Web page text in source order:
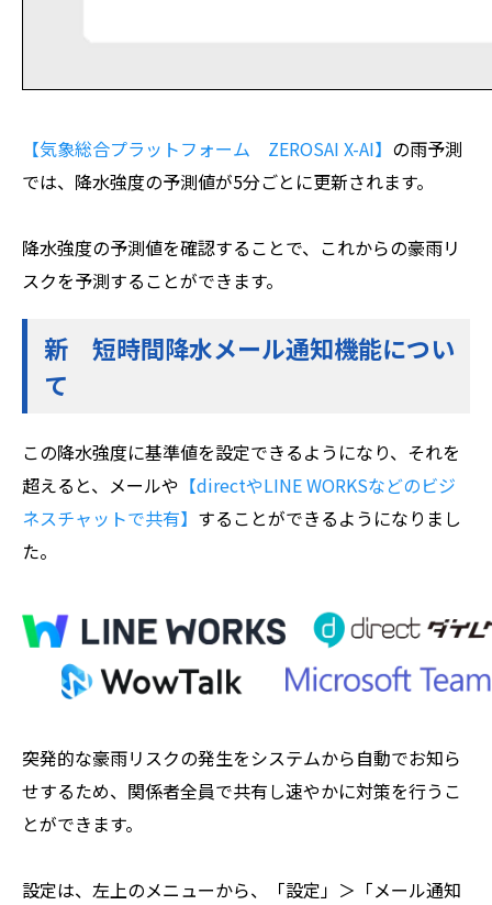
【気象総合プラットフォーム ZEROSAI X-AI】 の雨予測
では、降水強度の予測値が5分ごとに更新されます。
降水強度の予測値を確認することで、これからの豪雨リ
スクを予測することができます。
新 短時間降水メール通知機能につい
て
この降水強度に基準値を設定できるようになり、それを
超えると、メールや 【directやLINE WORKSなどのビジ
ネスチャットで共有】 することができるようになりまし
た。
突発的な豪雨リスクの発生をシステムから自動でお知ら
せするため、関係者全員で共有し速やかに対策を行うこ
とができます。
設定は、左上のメニューから、「設定」＞「メール通知